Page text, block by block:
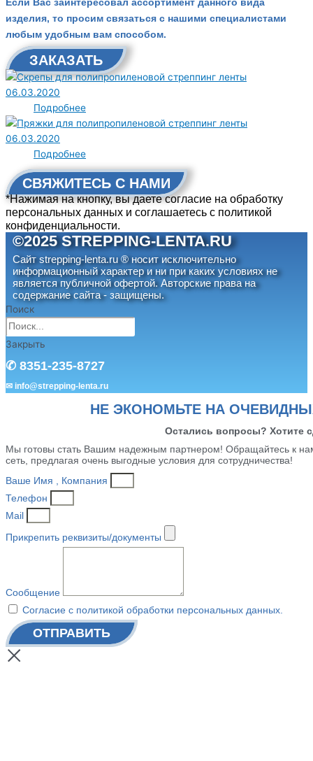
Если Вас заинтересовал ассортимент данного вида
изделия, то просим связаться с нашими специалистами
любым удобным вам способом.
ЗАКАЗАТЬ
06.03.2020
Подробнее
06.03.2020
Подробнее
СВЯЖИТЕСЬ С НАМИ
*Нажимая на кнопку, вы даете согласие на обработку
персональных данных и соглашаетесь c политикой
конфиденциальности.
©2025 STREPPING-LENTA.RU
Сайт strepping-lenta.ru ® носит исключительно
информационный характер и ни при каких условиях не
является публичной офертой. Авторские права на
содержание сайта - защищены.
Поиск
Закрыть
✆ 8351-235-8727
✉ info@strepping-lenta.ru
НЕ ЭКОНОМЬТЕ НА
Остались вопросы? Хотите
Мы готовы стать Вашим надежным партнером! Обращайтесь к
сеть, предлагая очень выгодные условия для сотрудничества!
Ваше Имя , Компания
Телефон
Mail
Прикрепить реквизиты/документы
Сообщение
Согласие с политикой обработки персональных данных.
ОТПРАВИТЬ